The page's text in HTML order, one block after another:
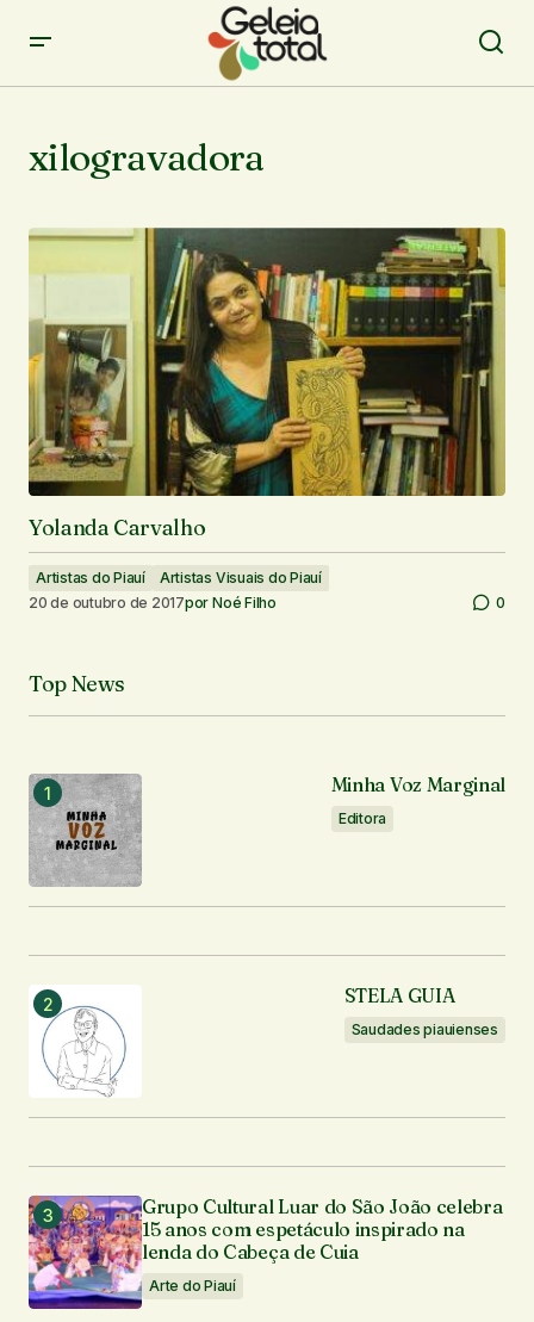
xilogravadora
Yolanda Carvalho
Artistas do Piauí
Artistas Visuais do Piauí
20 de outubro de 2017por Noé Filho 0
Top News
Minha Voz Marginal
Editora
STELA GUIA
Saudades piauienses
Grupo Cultural Luar do São João celebra
15 anos com espetáculo inspirado na
lenda do Cabeça de Cuia
Arte do Piauí